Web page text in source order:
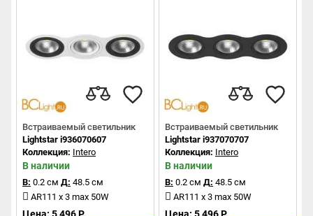
Встраиваемый светильник
Lightstar i936070607
Коллекция: Intero
В наличии
В: 0.2 см Д: 48.5 см
AR111 x 3 max 50W
Цена: 5 496 Р.
Встраиваемый светильник
Lightstar i937070707
Коллекция: Intero
В наличии
В: 0.2 см Д: 48.5 см
AR111 x 3 max 50W
Цена: 5 496 Р.